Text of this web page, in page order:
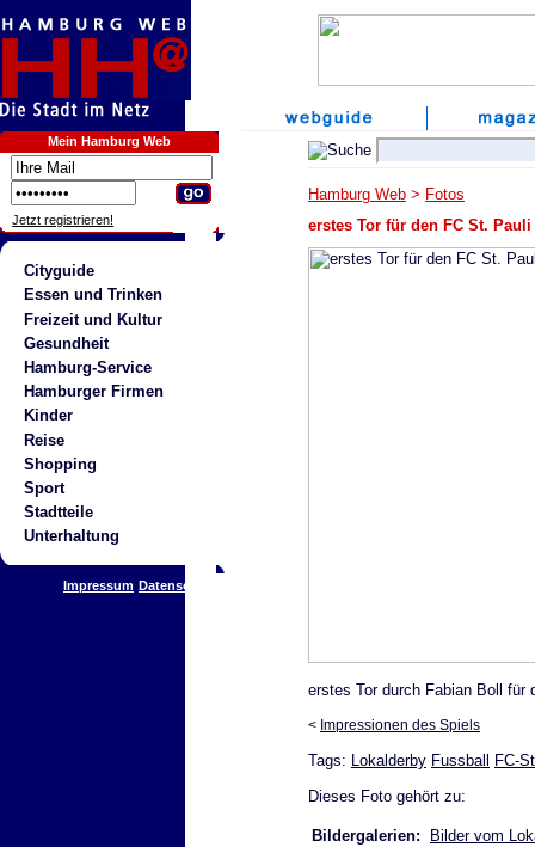
Mein Hamburg Web
Jetzt registrieren!
Cityguide
Essen und Trinken
Freizeit und Kultur
Gesundheit
Hamburg-Service
Hamburger Firmen
Kinder
Reise
Shopping
Sport
Stadtteile
Unterhaltung
Impressum Datenschutz
Hamburg Web > Fotos
erstes Tor für den FC St. Pauli
erstes Tor durch Fabian Boll für
< Impressionen des Spiels
Tags: Lokalderby Fussball FC-
Dieses Foto gehört zu:
Bildergalerien:
Bilder vom